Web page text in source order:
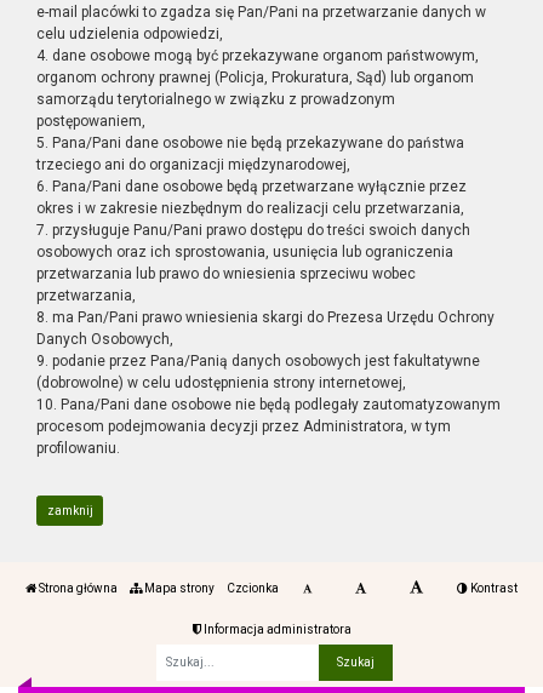
e-mail placówki to zgadza się Pan/Pani na przetwarzanie danych w
celu udzielenia odpowiedzi,
4. dane osobowe mogą być przekazywane organom państwowym,
organom ochrony prawnej (Policja, Prokuratura, Sąd) lub organom
samorządu terytorialnego w związku z prowadzonym
postępowaniem,
5. Pana/Pani dane osobowe nie będą przekazywane do państwa
trzeciego ani do organizacji międzynarodowej,
6. Pana/Pani dane osobowe będą przetwarzane wyłącznie przez
okres i w zakresie niezbędnym do realizacji celu przetwarzania,
7. przysługuje Panu/Pani prawo dostępu do treści swoich danych
osobowych oraz ich sprostowania, usunięcia lub ograniczenia
przetwarzania lub prawo do wniesienia sprzeciwu wobec
przetwarzania,
8. ma Pan/Pani prawo wniesienia skargi do Prezesa Urzędu Ochrony
Danych Osobowych,
9. podanie przez Pana/Panią danych osobowych jest fakultatywne
(dobrowolne) w celu udostępnienia strony internetowej,
10. Pana/Pani dane osobowe nie będą podlegały zautomatyzowanym
procesom podejmowania decyzji przez Administratora, w tym
profilowaniu.
zamknij
Strona główna Mapa strony Czcionka Kontrast
Informacja administratora